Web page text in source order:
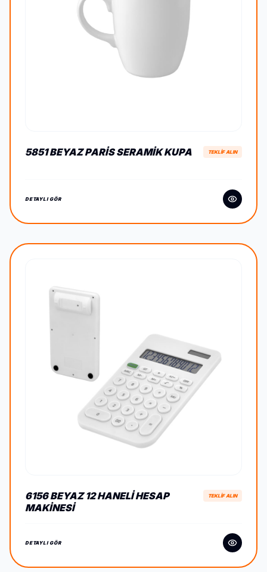
5851 BEYAZ PARIS SERAMIK KUPA TEKLİF ALIN
DETAYLI GÖR
6156 BEYAZ 12 HANELI HESAP
MAKINESI
TEKLİF ALIN
DETAYLI GÖR